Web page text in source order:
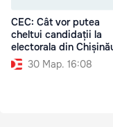
CEC: Cât vor putea
cheltui candidații la
electorala din
30 Мар. 16:08